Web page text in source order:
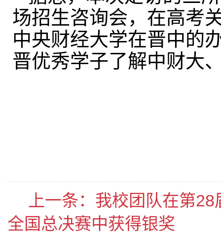
场招生咨询会，在高考
中央财经大学在晋中的
晋优秀学子了解中财大
上一条： 我校团队在第28
全国总决赛中获得银奖